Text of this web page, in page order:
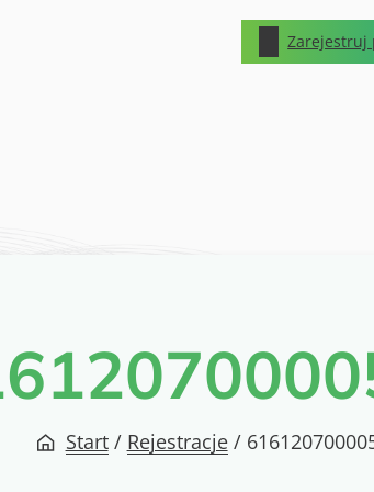
Start / Rejestracje /